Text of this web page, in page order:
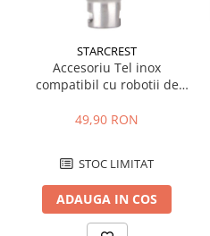
Aspiratoare de geamuri
Cuptoare electrice
Cântare corporale
Epilatoare
Mopuri electrice cu abur
Ingrijire personala
STARCREST
Accesoriu Tel inox
compatibil cu robotii de
1500BK / SKM-1500RD
49,90 RON
STOC LIMITAT
ADAUGA IN COS